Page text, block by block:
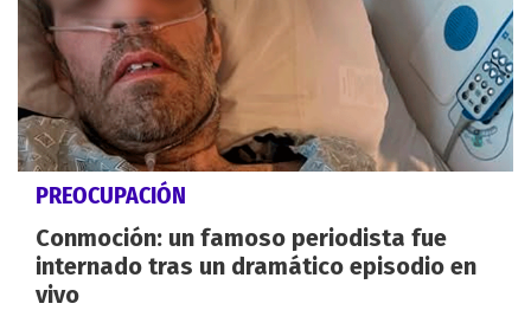
PREOCUPACIÓN
Conmoción: un famoso periodista fue
internado tras un dramático episodio en
vivo